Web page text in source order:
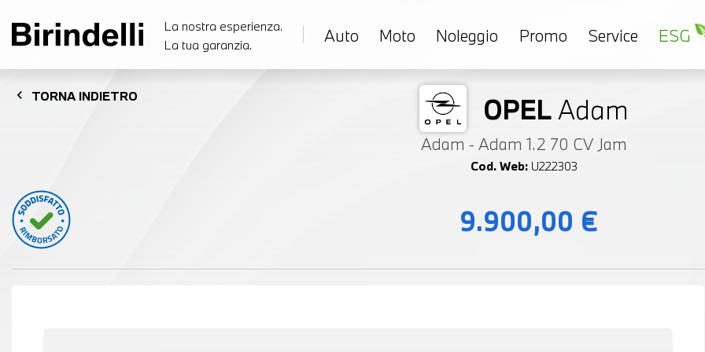
La nostra esperienza.
La tua garanzia.
Auto Moto Noleggio Promo Service ESG
chevron_left TORNA INDIETRO OPELAdam
Adam - Adam 1.2 70 CV Jam
Cod. Web: U222303
9.900,00 €